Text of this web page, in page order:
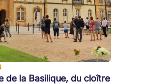
de la Basilique, du cloître